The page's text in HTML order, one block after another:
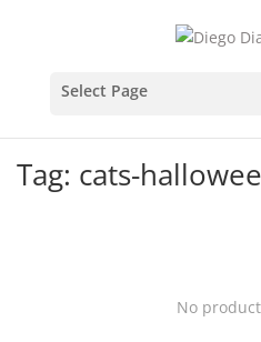
Tag: cats-
No